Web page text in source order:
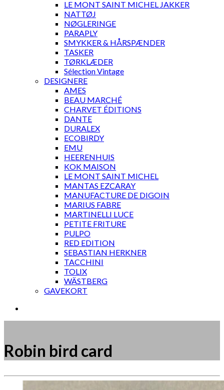
LE MONT SAINT MICHEL JAKKER
NATTØJ
NØGLERINGE
PARAPLY
SMYKKER & HÅRSPÆNDER
TASKER
TØRKLÆDER
Sélection Vintage
DESIGNERE
AMES
BEAU MARCHÉ
CHARVET ÉDITIONS
DANTE
DURALEX
ECOBIRDY
EMU
HEERENHUIS
KOK MAISON
LE MONT SAINT MICHEL
MANTAS EZCARAY
MANUFACTURE DE DIGOIN
MARIUS FABRE
MARTINELLI LUCE
PETITE FRITURE
PULPO
RED EDITION
SEBASTIAN HERKNER
TACCHINI
TOLIX
WÄSTBERG
GAVEKORT
Robin bird card